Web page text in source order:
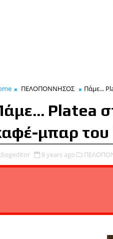
ΠΕΛΟΠΟΝΝΗΣΟΣ Πάμε...
Platea
μπαρ
diogeditor 8 years ago